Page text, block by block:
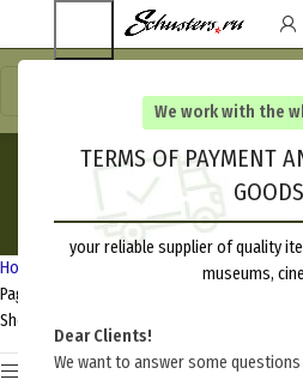
We work with the
TERMS OF PAYMENT
GOODS
your reliable supplier of quality
museums,
Dear Clients!
We want to answer some
RANK &
Home Insignia RANK &
Page 2
Showing 37–52 of 52 results
Show sidebar